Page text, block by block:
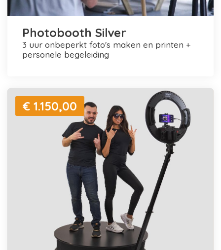
Photobooth Silver
3 uur onbeperkt foto's maken en printen +
personele begeleiding
€ 1.150,00